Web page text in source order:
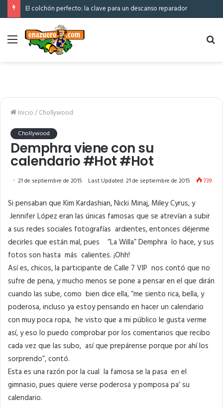
El colchón perfecto: la clave para un descanso reparador
Menú
Inicio/Chollywood
Chollywood
Demphra viene con su
calendario #Hot #Hot
21 de septiembre de 2015 Last Updated: 21 de septiembre de 2015 739
Si pensaban que Kim Kardashian, Nicki Minaj, Miley Cyrus, y
Jennifer López eran las únicas famosas que se atrevían a subir
a sus redes sociales fotografías ardientes, entonces déjenme
decirles que están mal, pues “La Willa” Demphra lo hace, y sus
fotos son hasta más calientes. ¡Ohh!
Así es, chicos, la participante de Calle 7 VIP nos contó que no
sufre de pena, y mucho menos se pone a pensar en el que dirán
cuando las sube, como bien dice ella, “me siento rica, bella, y
poderosa, incluso ya estoy pensando en hacer un calendario
con muy poca ropa, he visto que a mi público le gusta verme
así, y eso lo puedo comprobar por los comentarios que recibo
cada vez que las subo, así que prepárense porque por ahí los
sorprendo”, contó.
Esta es una razón por la cual la famosa se la pasa en el
gimnasio, pues quiere verse poderosa y pomposa pa’ su
calendario.